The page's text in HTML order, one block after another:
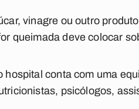
vinagre ou outro
queimada deve colocar
conta com uma
psicólogos,